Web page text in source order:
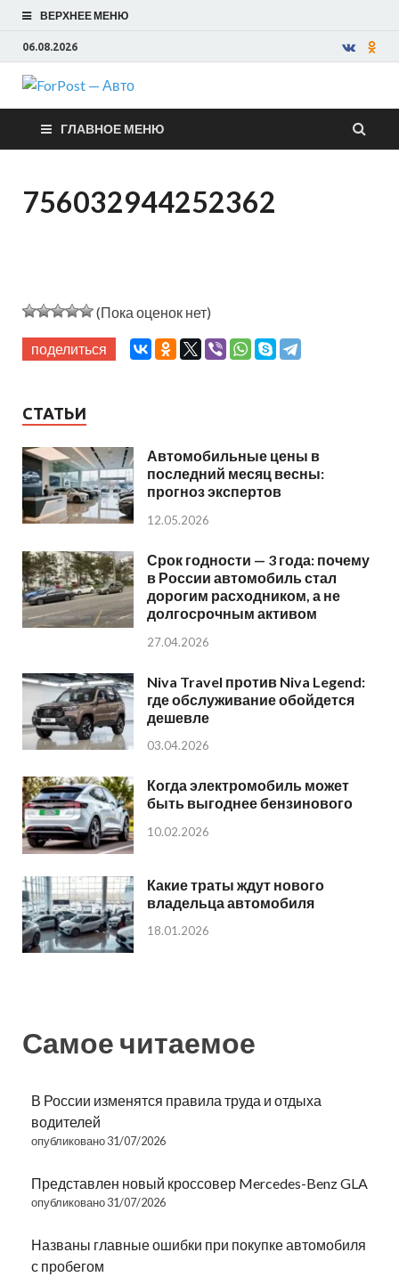
ВЕРХНЕЕ МЕНЮ
06.08.2026
ForPost —
Авто
ГЛАВНОЕ МЕНЮ
756032944252362
(Пока оценок нет)
поделиться
СТАТЬИ
Автомобильные цены в
последний месяц весны:
прогноз экспертов
12.05.2026
Срок годности — 3 года: почему
в России автомобиль стал
дорогим расходником, а не
долгосрочным активом
27.04.2026
Niva Travel против Niva Legend:
где обслуживание обойдется
дешевле
03.04.2026
Когда электромобиль может
быть выгоднее бензинового
10.02.2026
Какие траты ждут нового
владельца автомобиля
18.01.2026
Самое читаемое
В России изменятся правила труда и отдыха
водителей
опубликовано 31/07/2026
Представлен новый кроссовер Mercedes-Benz GLA
опубликовано 31/07/2026
Названы главные ошибки при покупке автомобиля
с пробегом